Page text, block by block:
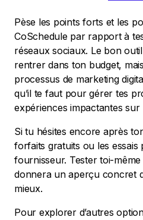
Pèse les points forts et les
CoSchedule par rapport à
réseaux sociaux. Le bon
rentrer dans ton budget,
processus de marketing
qu’il te faut pour gérer tes
expériences impactantes sur
Si tu hésites encore après
forfaits gratuits ou les
fournisseur. Tester toi-
donnera un aperçu concret
mieux.
Pour explorer d’autres